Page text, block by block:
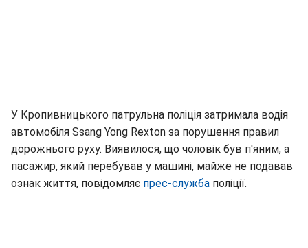
У Кропивницького патрульна поліція затримала водія
автомобіля Ssang Yong Rexton за порушення правил
дорожнього руху. Виявилося, що чоловік був п'яним, а
пасажир, який перебував у машині, майже не подавав
ознак життя, повідомляє прес-служба поліції.